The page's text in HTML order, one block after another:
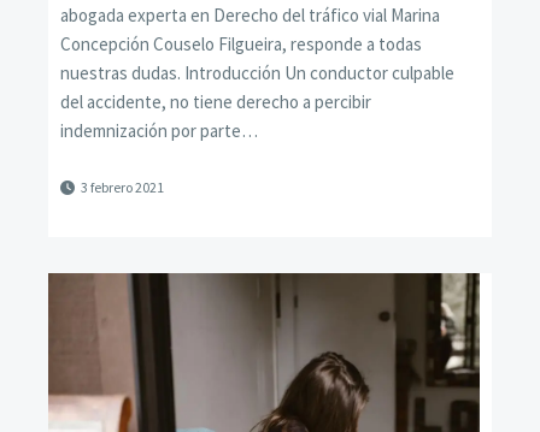
abogada experta en Derecho del tráfico vial Marina
Concepción Couselo Filgueira, responde a todas
nuestras dudas. Introducción Un conductor culpable
del accidente, no tiene derecho a percibir
indemnización por parte…
3 febrero 2021